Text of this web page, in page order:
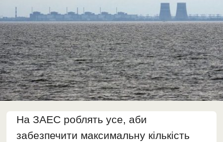
На ЗАЕС роблять усе, аби
забезпечити максимальну кількість